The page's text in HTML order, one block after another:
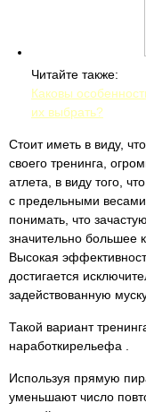
Читайте также:
Каковы
их выбрать?
Стоит иметь в виду,
своего тренинга,
атлета, в виду того,
с предельными
понимать, что
значительно большее
Высокая
достигается
задействованную
Такой вариант
наработкирельефа .
Используя прямую
уменьшают число